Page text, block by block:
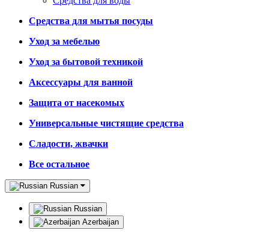
Средства для мытья посуды
Уход за мебелью
Уход за бытовой техникой
Аксессуары для ванной
Защита от насекомых
Универсальные чистящие средства
Сладости, жвачки
Все остальное
Russian
Russian
Azerbaijan